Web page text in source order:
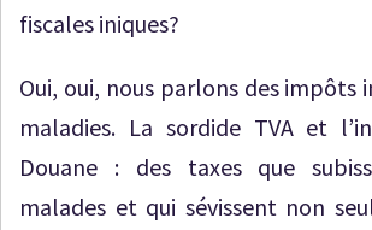
fiscales iniques?
Oui, oui, nous parlons des impôts
maladies. La sordide TVA et
Douane : des taxes que
malades et qui sévissent non